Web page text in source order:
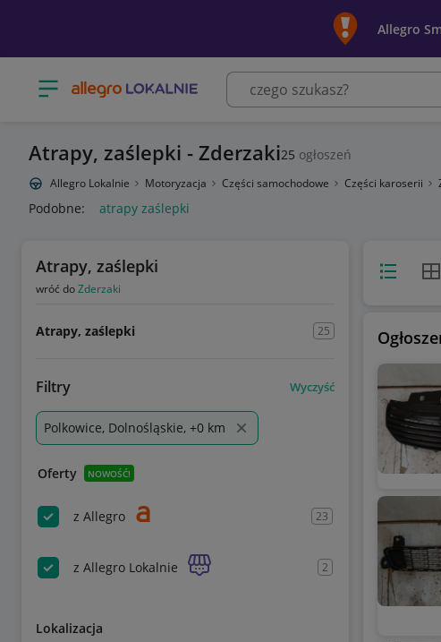
Allegro
Otwórz menu z kategoriami
Atrapy, zaślepki - Zderzaki25 ogłoszeń
Allegro Lokalnie Motoryzacja Części samochodowe Części karoserii
Podobne: atrapy zaślepki
Atrapy, zaślepki
wróć doZderzaki
Atrapy, zaślepki 25
Filtry Wyczyść
Polkowice, Dolnośląskie, +0 km
Oferty NOWOŚĆ!
z Allegro 23
z Allegro Lokalnie 2
Lokalizacja
Widok listy